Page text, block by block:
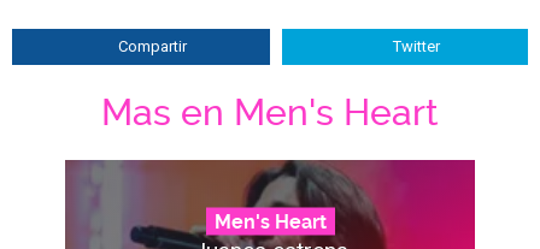
Compartir Twitter
Mas en Men's Heart
Men's Heart